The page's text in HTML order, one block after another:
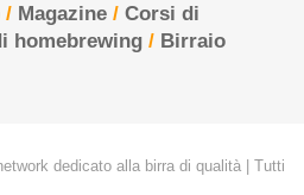
/ Magazine / Corsi di
homebrewing / Birraio
dedicato alla birra di qualità | Tutti